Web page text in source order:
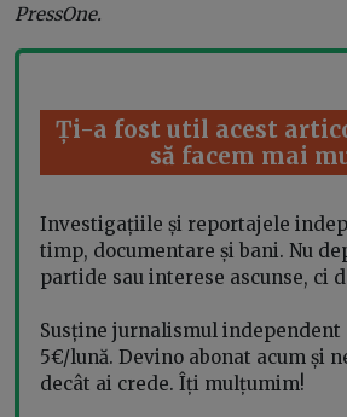
PressOne.
Ți-a fost util acest
să facem mai
Investigațiile și reportajele
timp, documentare și bani. Nu
partide sau interese ascunse, ci
Susține jurnalismul
5€/lună. Devino abonat acum și
decât ai crede. Îți mulțumim!